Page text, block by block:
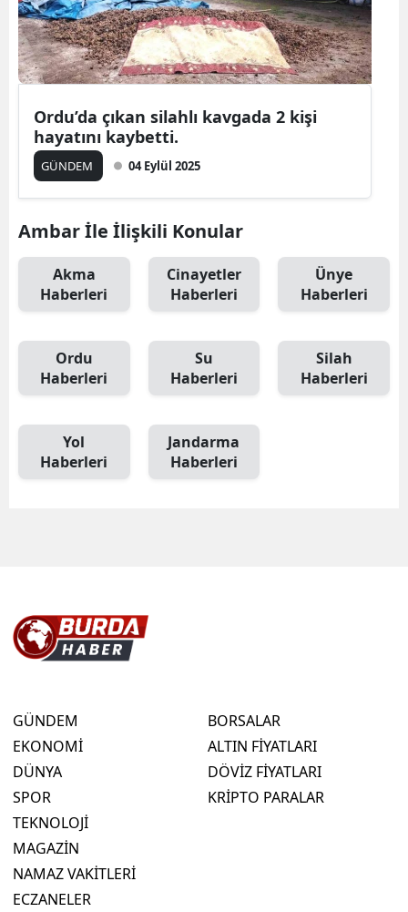
Ordu’da çıkan silahlı kavgada 2 kişi
hayatını kaybetti.
GÜNDEM 04 Eylül 2025
Ambar İle İlişkili Konular
Akma
Haberleri
Cinayetler
Haberleri
Ünye
Haberleri
Ordu
Haberleri
Su
Haberleri
Silah
Haberleri
Yol
Haberleri
Jandarma
Haberleri
GÜNDEM
EKONOMİ
DÜNYA
SPOR
TEKNOLOJİ
MAGAZİN
NAMAZ VAKİTLERİ
ECZANELER
BORSALAR
ALTIN FİYATLARI
DÖVİZ FİYATLARI
KRİPTO PARALAR